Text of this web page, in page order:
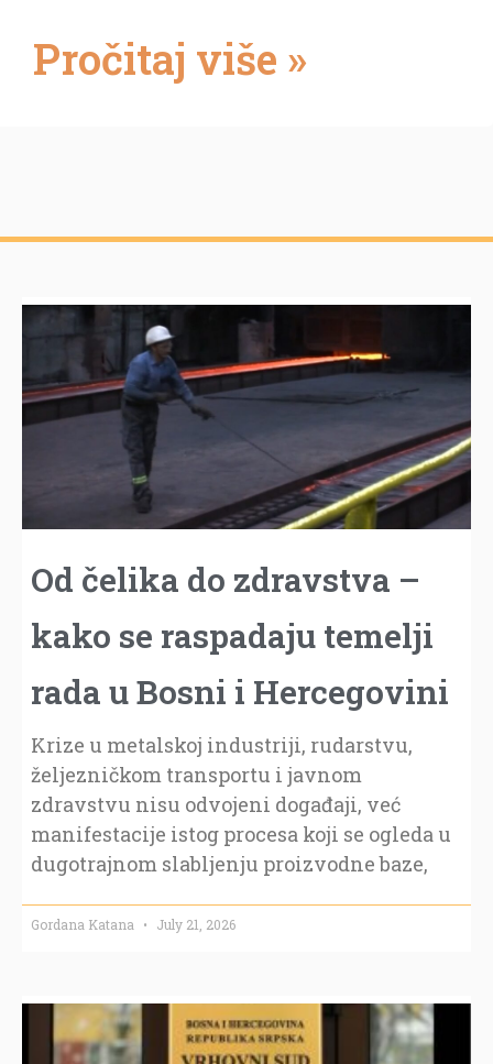
Pročitaj više »
Od čelika do zdravstva –
kako se raspadaju temelji
rada u Bosni i Hercegovini
Krize u metalskoj industriji, rudarstvu,
željezničkom transportu i javnom
zdravstvu nisu odvojeni događaji, već
manifestacije istog procesa koji se ogleda u
dugotrajnom slabljenju proizvodne baze,
Gordana Katana July 21, 2026